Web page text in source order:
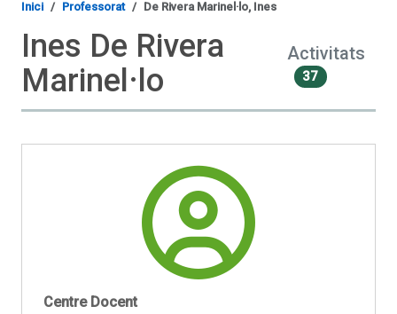
Inici Professorat De Rivera Marinel·lo, Ines
Ines De Rivera
Marinel·lo
Activitats
37
Centre Docent